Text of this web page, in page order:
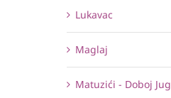
Lukavac
Maglaj
Matuzići - Doboj Jug